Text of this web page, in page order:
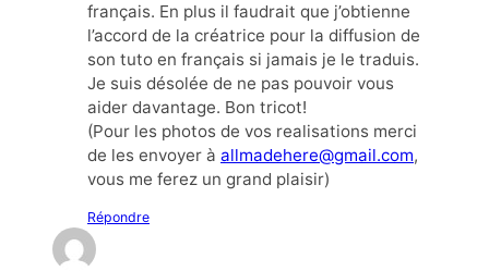
français. En plus il faudrait que j’obtienne
l’accord de la créatrice pour la diffusion de
son tuto en français si jamais je le traduis.
Je suis désolée de ne pas pouvoir vous
aider davantage. Bon tricot!
(Pour les photos de vos realisations merci
de les envoyer à allmadehere@gmail.com,
vous me ferez un grand plaisir)
Répondre